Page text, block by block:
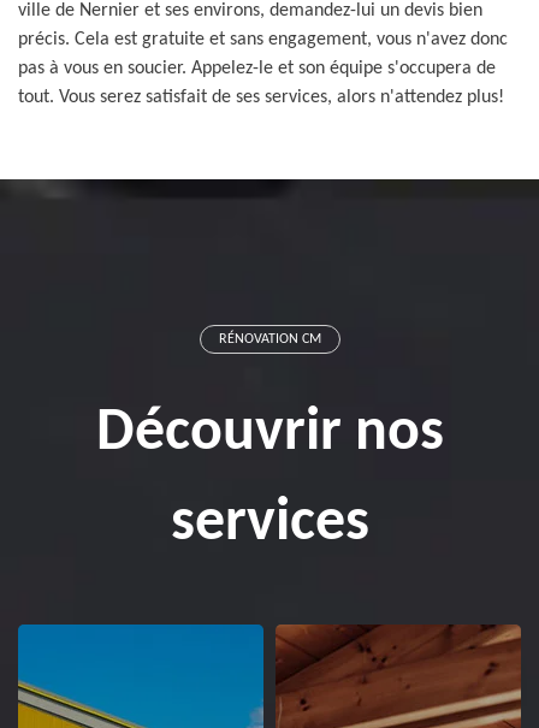
ville de Nernier et ses environs, demandez-lui un devis bien
précis. Cela est gratuite et sans engagement, vous n'avez donc
pas à vous en soucier. Appelez-le et son équipe s'occupera de
tout. Vous serez satisfait de ses services, alors n'attendez plus!
RÉNOVATION CM
Découvrir nos
services